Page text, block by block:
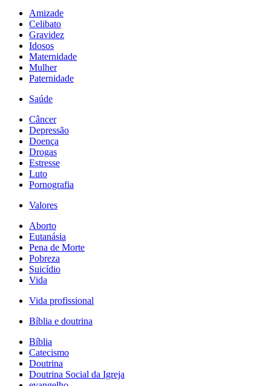
Amizade
Celibato
Gravidez
Idosos
Maternidade
Mulher
Paternidade
Saúde
Câncer
Depressão
Doença
Drogas
Estresse
Luto
Pornografia
Valores
Aborto
Eutanásia
Pena de Morte
Pobreza
Suicídio
Vida
Vida profissional
Bíblia e doutrina
Bíblia
Catecismo
Doutrina
Doutrina Social da Igreja